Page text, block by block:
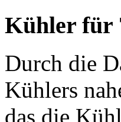
Kühler für
Durch die
Kühlers
das die